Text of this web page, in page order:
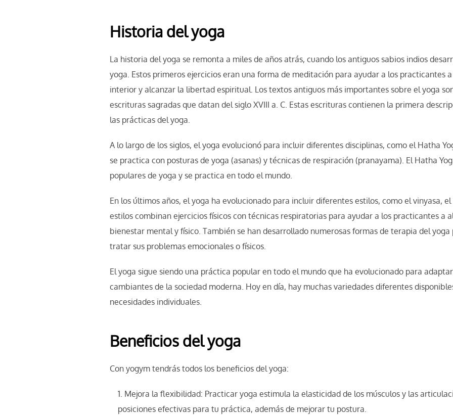
Historia del yoga
La historia del yoga se remonta a miles de años atrás, cuando los antiguos sabios indios
yoga. Estos primeros ejercicios eran una forma de meditación para ayudar a los practicantes
interior y alcanzar la libertad espiritual. Los textos antiguos más importantes sobre el yoga
escrituras sagradas que datan del siglo XVIII a. C. Estas escrituras contienen la primera
las prácticas del yoga.
A lo largo de los siglos, el yoga evolucionó para incluir diferentes disciplinas, como el Hatha
se practica con posturas de yoga (asanas) y técnicas de respiración (pranayama). El Hatha
populares de yoga y se practica en todo el mundo.
En los últimos años, el yoga ha evolucionado para incluir diferentes estilos, como el vinyasa,
estilos combinan ejercicios físicos con técnicas respiratorias para ayudar a los practicantes a
bienestar mental y físico. También se han desarrollado numerosas formas de terapia del yoga
tratar sus problemas emocionales o físicos.
El yoga sigue siendo una práctica popular en todo el mundo que ha evolucionado para
cambiantes de la sociedad moderna. Hoy en día, hay muchas variedades diferentes
necesidades individuales.
Beneficios del yoga
Con yogym tendrás todos los beneficios del yoga:
Mejora la flexibilidad: Practicar yoga estimula la elasticidad de los músculos y las
posiciones efectivas para tu práctica, además de mejorar tu postura.